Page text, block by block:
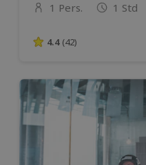
Anzahl der Teilnehmer
1 Pers. 1 Std
4.4 von 5 Sternen
4.4 (42)